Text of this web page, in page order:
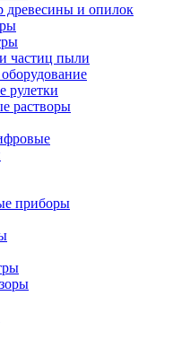
древесины и опилок
частиц пыли
рулетки
растворы
приборы